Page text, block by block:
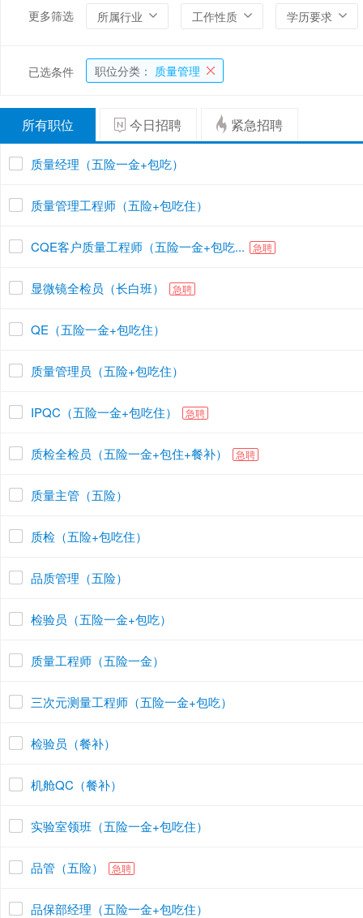
更多筛选 所属行业 工作性质 学历要求
已选条件 职位分类： 质量管理
所有职位 今日招聘 紧急招聘
质量经理（五险一金+包吃）
质量管理工程师（五险+包吃住）
CQE客户质量工程师（五险一金+包吃... 急聘
显微镜全检员（长白班） 急聘
QE（五险一金+包吃住）
质量管理员（五险+包吃住）
IPQC（五险一金+包吃住） 急聘
质检全检员（五险一金+包住+餐补） 急聘
质量主管（五险）
质检（五险+包吃住）
品质管理（五险）
检验员（五险一金+包吃）
质量工程师（五险一金）
三次元测量工程师（五险一金+包吃）
检验员（餐补）
机舱QC（餐补）
实验室领班（五险一金+包吃住）
品管（五险） 急聘
品保部经理（五险一金+包吃住）